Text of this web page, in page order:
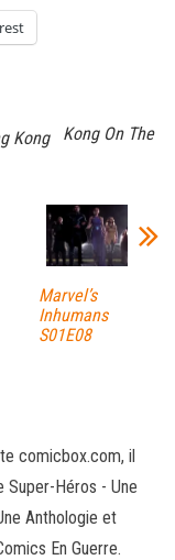
Kong
Kong On The
Marvel’s
Inhumans
S01E08
comicbox.com, il
Héros - Une
Anthologie et
En Guerre.